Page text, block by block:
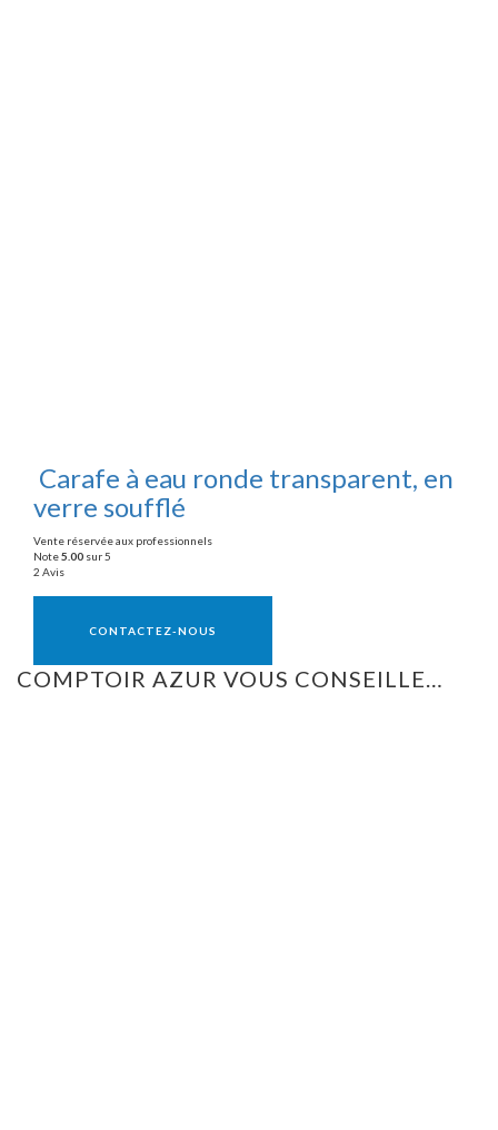
Carafe à eau ronde transparent, en
verre soufflé
Vente réservée aux professionnels
Note5.00 sur 5
2 Avis
CONTACTEZ-NOUS
COMPTOIR AZUR VOUS CONSEILLE…